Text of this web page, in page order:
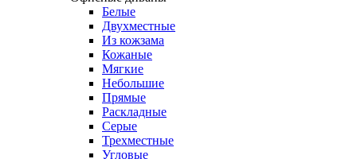
Белые
Двухместные
Из кожзама
Кожаные
Мягкие
Небольшие
Прямые
Раскладные
Серые
Трехместные
Угловые